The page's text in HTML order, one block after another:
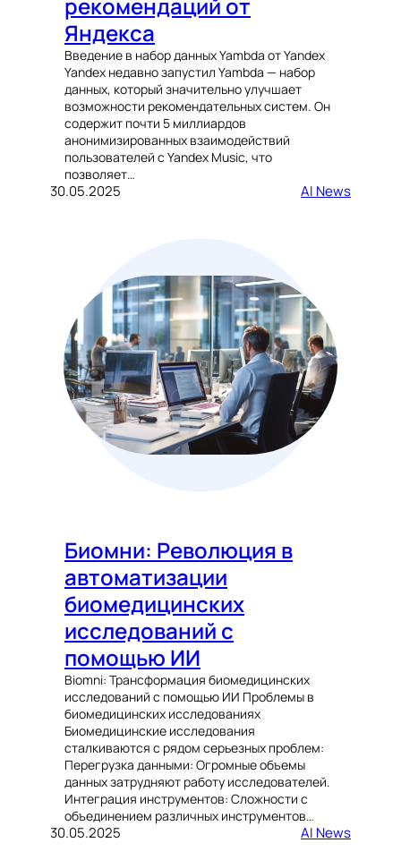
Яндекса
Введение в набор данных Yambda от Yandex
Yandex недавно запустил Yambda — набор
данных, который значительно улучшает
возможности рекомендательных систем. Он
содержит почти 5 миллиардов
анонимизированных взаимодействий
пользователей с Yandex Music, что
позволяет…
30.05.2025 AI News
Биомни: Революция в
автоматизации
биомедицинских
исследований с
помощью ИИ
Biomni: Трансформация биомедицинских
исследований с помощью ИИ Проблемы в
биомедицинских исследованиях
Биомедицинские исследования
сталкиваются с рядом серьезных проблем:
Перегрузка данными: Огромные объемы
данных затрудняют работу исследователей.
Интеграция инструментов: Сложности с
объединением различных инструментов…
30.05.2025 AI News